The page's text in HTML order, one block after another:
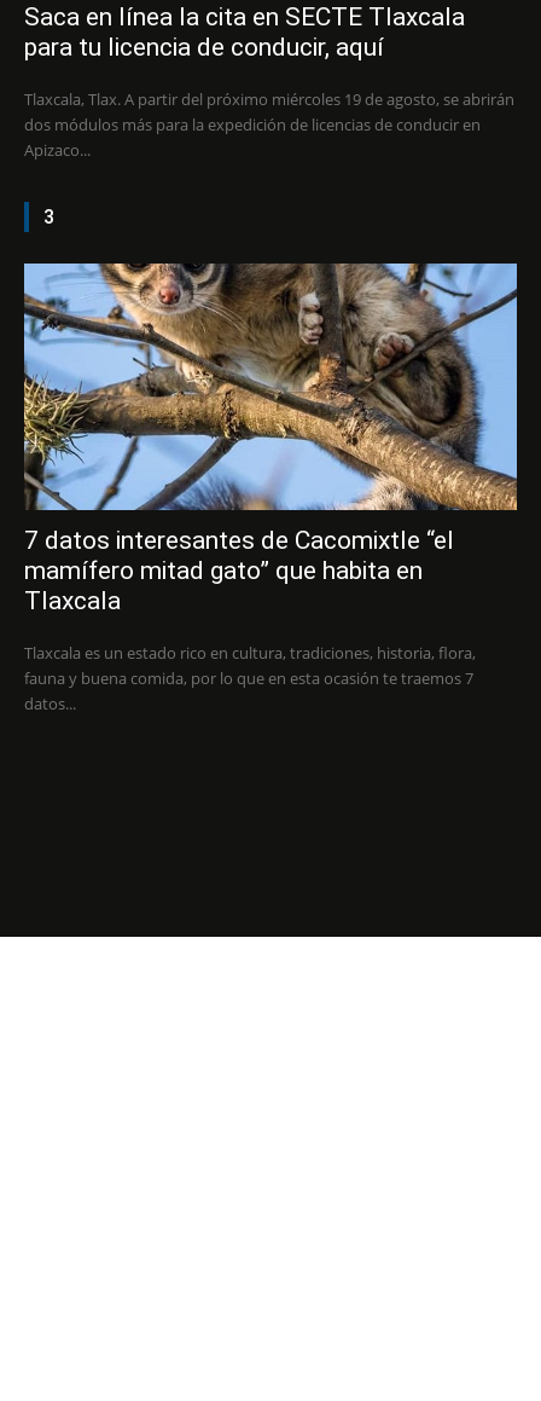
Saca en línea la cita en SECTE Tlaxcala
para tu licencia de conducir, aquí
Tlaxcala, Tlax. A partir del próximo miércoles 19 de agosto, se abrirán
dos módulos más para la expedición de licencias de conducir en
Apizaco...
3
7 datos interesantes de Cacomixtle “el
mamífero mitad gato” que habita en
Tlaxcala
Tlaxcala es un estado rico en cultura, tradiciones, historia, flora,
fauna y buena comida, por lo que en esta ocasión te traemos 7
datos...